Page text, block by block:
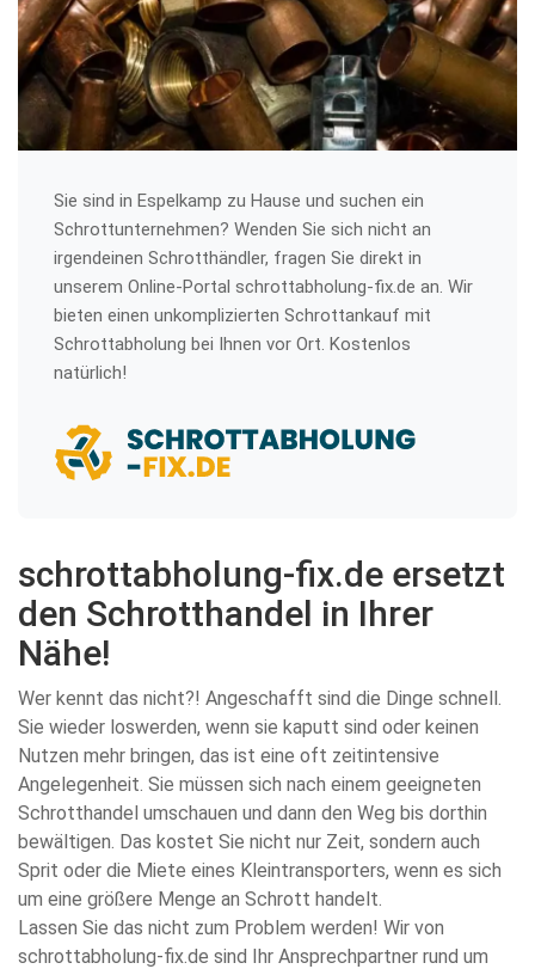
Sie sind in Espelkamp zu Hause und suchen ein
Schrottunternehmen? Wenden Sie sich nicht an
irgendeinen Schrotthändler, fragen Sie direkt in
unserem Online-Portal schrottabholung-fix.de an. Wir
bieten einen unkomplizierten Schrottankauf mit
Schrottabholung bei Ihnen vor Ort. Kostenlos
natürlich!
schrottabholung-fix.de ersetzt
den Schrotthandel in Ihrer
Nähe!
Wer kennt das nicht?! Angeschafft sind die Dinge schnell.
Sie wieder loswerden, wenn sie kaputt sind oder keinen
Nutzen mehr bringen, das ist eine oft zeitintensive
Angelegenheit. Sie müssen sich nach einem geeigneten
Schrotthandel umschauen und dann den Weg bis dorthin
bewältigen. Das kostet Sie nicht nur Zeit, sondern auch
Sprit oder die Miete eines Kleintransporters, wenn es sich
um eine größere Menge an Schrott handelt.
Lassen Sie das nicht zum Problem werden! Wir von
schrottabholung-fix.de sind Ihr Ansprechpartner rund um